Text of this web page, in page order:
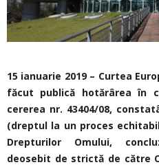
15 ianuarie 2019 – Curtea
făcut publică hotărârea în
cererea nr. 43404/08,
(dreptul la un proces
Drepturilor Omului,
deosebit de strictă de către